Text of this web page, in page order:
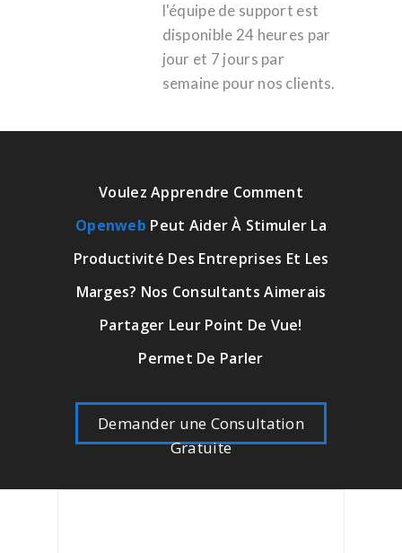
l'équipe de support est
disponible 24 heures par
jour et 7 jours par
semaine pour nos clients.
Voulez Apprendre Comment
Openweb Peut Aider À Stimuler La
Productivité Des Entreprises Et Les
Marges? Nos Consultants Aimerais
Partager Leur Point De Vue!
Permet De Parler
Demander une Consultation
Gratuite